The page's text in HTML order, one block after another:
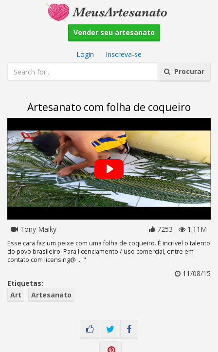
Vender seu artesanato
Login
Inscreva-se
Procurar
Artesanato com folha de coqueiro
Tony Maiky 7253 1.11M
Esse cara faz um peixe com uma folha de coqueiro. É incrivel o talento
do povo brasileiro. Para licenciamento / uso comercial, entre em
contato com licensing@ ... "
11/08/15
Etiquetas:
Art
Artesanato